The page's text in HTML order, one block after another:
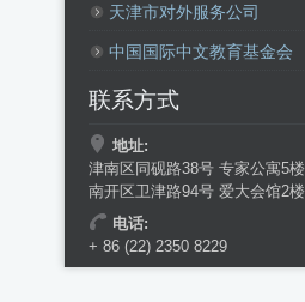
天津市对外服务公司
中国国际中文教育基金会
联系方式
地址:
津南区同砚路38号 专家公寓5楼
南开区卫津路94号 爱大会馆2楼
电话:
+ 86 (22) 2350 8229